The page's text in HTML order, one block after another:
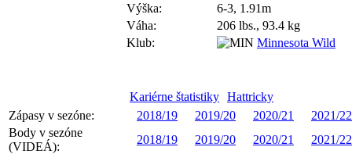
Výška:
6-3, 1.91m
Váha:
206 lbs., 93.4 kg
Klub:
Minnesota Wild
Kariérne štatistiky Hattricky
Zápasy v sezóne:
2018/19 2019/20 2020/21
2021/22
Body v sezóne
(VIDEÁ):
2018/19 2019/20 2020/21 2021/22